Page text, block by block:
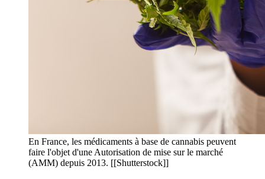
En France, les médicaments à base de cannabis peuvent
faire l'objet d'une Autorisation de mise sur le marché
(AMM) depuis 2013. [[Shutterstock]]